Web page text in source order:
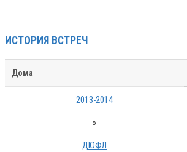
ИСТОРИЯ ВСТРЕЧ
Дома
2013-2014
»
ДЮФЛ